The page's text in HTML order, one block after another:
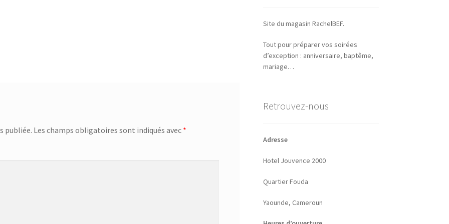
publiée. Les champs obligatoires sont indiqués avec *
Site du magasin RachelBEF.
Tout pour préparer vos soirées
d’exception : anniversaire, baptême,
mariage…
Retrouvez-nous
Adresse
Hotel Jouvence 2000
Quartier Fouda
Yaounde, Cameroun